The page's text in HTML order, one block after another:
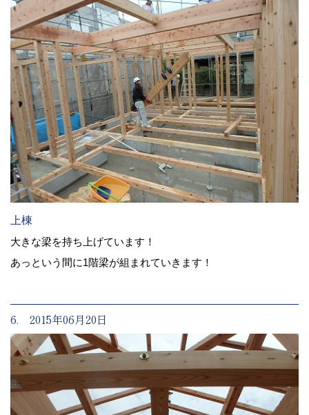
上棟
大きな梁を持ち上げています！
あっという間に1階梁が組まれていきます！
6. 2015年06月20日